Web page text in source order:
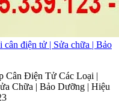
điện tử | Sửa chữa | Bảo
Cân Điện Tử Các Loại |
Chữa | Bảo Dưỡng | Hiệu